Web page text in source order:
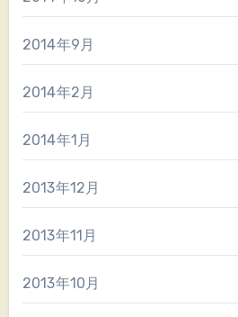
2014年9月
2014年2月
2014年1月
2013年12月
2013年11月
2013年10月